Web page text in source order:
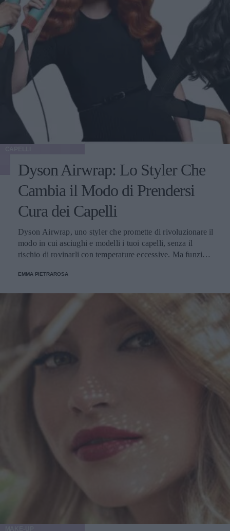
Dyson Airwrap: Lo Styler Che
Cambia il Modo di Prendersi
Cura dei Capelli
Dyson Airwrap, uno styler che promette di rivoluzionare il
modo in cui asciughi e modelli i tuoi capelli, senza il
rischio di rovinarli con temperature eccessive. Ma funziona
EMMA PIETRAROSA